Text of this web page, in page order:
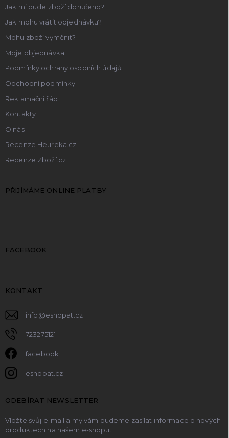
Jak mi bude zboží doručeno?
Jak mohu vrátit objednávku?
Mohu zboží vyměnit?
Moje objednávka
Podmínky ochrany osobních údajů
Obchodní podmínky
Reklamační řád
Kontakty
O nás
Recenze Heureka.cz
Recenze Zboží.cz
PŘIJÍMÁME ONLINE PLATBY
FACEBOOK
KONTAKT
info@eshopat.cz
723275121
facebook
eshopat.cz
ODEBÍRAT NEWSLETTER
Vložte svůj e-mail a my vám budeme zasílat informace o nových
produktech na našem e-shopu.